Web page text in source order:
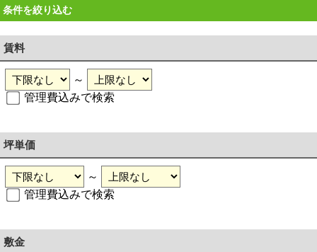
条件を絞り込む
賃料
～
管理費込みで検索
坪単価
～
管理費込みで検索
敷金